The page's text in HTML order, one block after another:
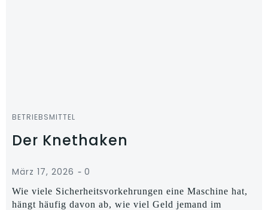
BETRIEBSMITTEL
Der Knethaken
März 17, 2026 - 0
Wie viele Sicherheitsvorkehrungen eine Maschine hat,
hängt häufig davon ab, wie viel Geld jemand im